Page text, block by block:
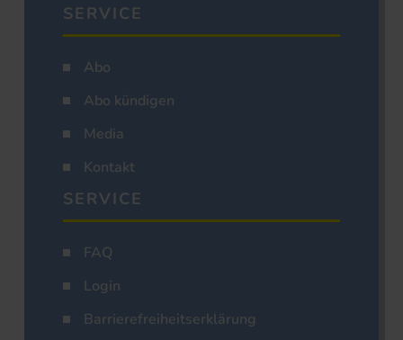
SERVICE
Abo
Abo kündigen
Media
Kontakt
SERVICE
FAQ
Login
Barrierefreiheitserklärung